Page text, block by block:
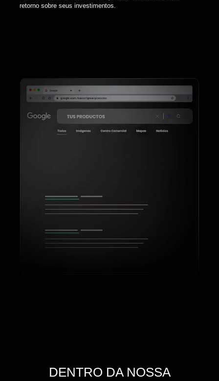
retorno sobre seus investimentos.
DENTRO DA NOSSA